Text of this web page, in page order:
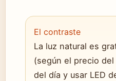
El contraste
La luz natural es
(según el precio
del día y usar LED